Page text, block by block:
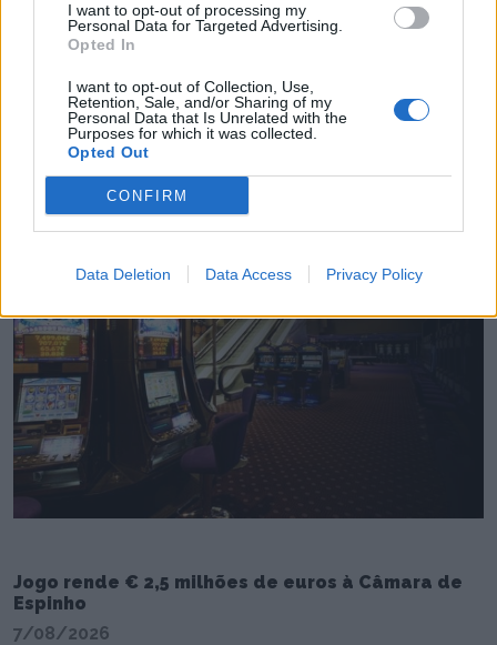
I want to opt-out of processing my
Personal Data for Targeted Advertising.
Opted In
I want to opt-out of Collection, Use,
Retention, Sale, and/or Sharing of my
Personal Data that Is Unrelated with the
Purposes for which it was collected.
Opted Out
CONFIRM
Data Deletion Data Access Privacy Policy
minutos) da Feira das Colheitas custa €20.550
7/08/2026
Jogo rende € 2,5 milhões de euros à Câmara de
Espinho
7/08/2026